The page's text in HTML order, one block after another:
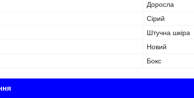
Доросла
Сірий
Штучна шкіра
Новий
Бокс